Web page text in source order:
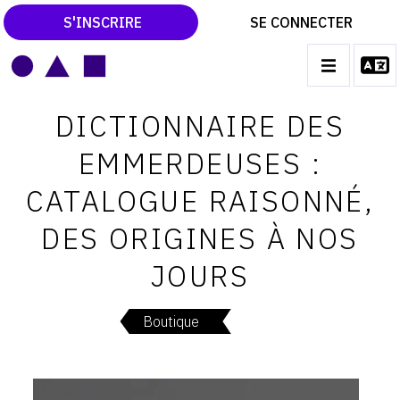
S'INSCRIRE SE CONNECTER
navigation
CATALOGUES RAISONNÉS
LES EXPOSITIONS
LES VERNISSAGES
ARCHIVES DES EXPOSITIONS
ACTUALITÉS DU MONDE DE L'ART
LIBRAIRIE : LIVRES & CATALOGUES
DICTIONNAIRE DES
EMMERDEUSES :
CATALOGUE RAISONNÉ,
DES ORIGINES À NOS
JOURS
Boutique